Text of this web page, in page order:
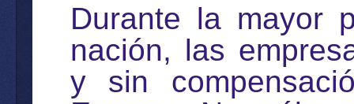
Durante la mayor
nación, las
y sin